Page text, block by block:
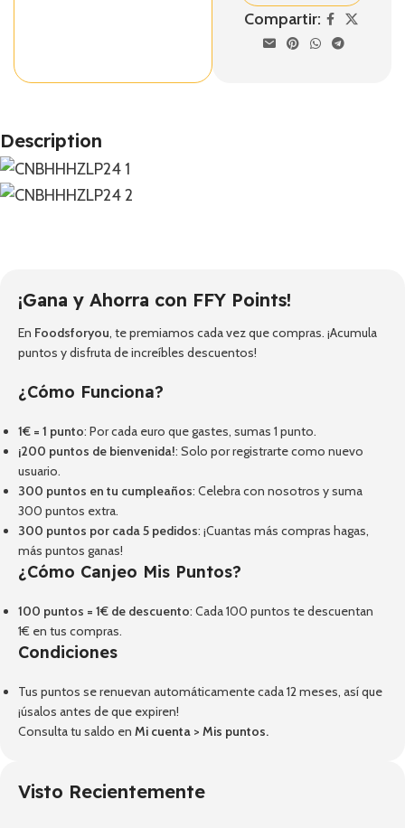
Compartir:
Description
¡Gana y Ahorra con FFY Points!
En Foodsforyou, te premiamos cada vez que compras. ¡Acumula
puntos y disfruta de increíbles descuentos!
¿Cómo Funciona?
1€ = 1 punto: Por cada euro que gastes, sumas 1 punto.
¡200 puntos de bienvenida!: Solo por registrarte como nuevo
usuario.
300 puntos en tu cumpleaños: Celebra con nosotros y suma
300 puntos extra.
300 puntos por cada 5 pedidos: ¡Cuantas más compras hagas,
más puntos ganas!
¿Cómo Canjeo Mis Puntos?
100 puntos = 1€ de descuento: Cada 100 puntos te descuentan
1€ en tus compras.
Condiciones
Tus puntos se renuevan automáticamente cada 12 meses, así que
¡úsalos antes de que expiren!
Consulta tu saldo en Mi cuenta > Mis puntos.
Visto Recientemente